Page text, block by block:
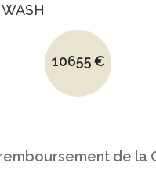
Le prix initial
10655€
Le prix actuel
remboursement de la